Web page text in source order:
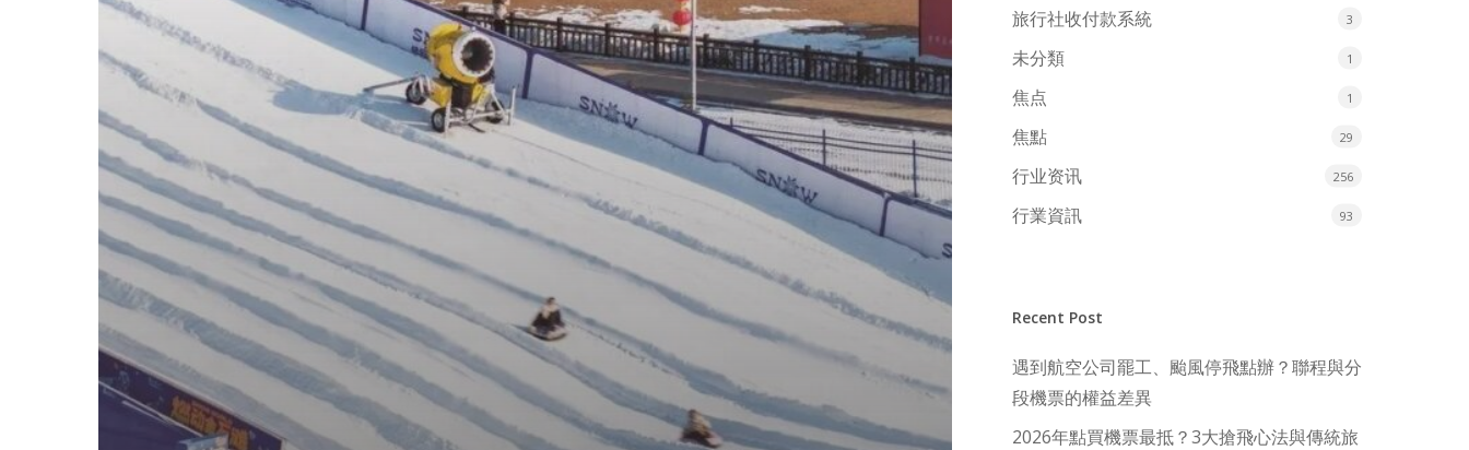
旅行社收付款系統 3
未分類 1
焦点 1
焦點 29
行业资讯 256
行業資訊 93
Recent Post
遇到航空公司罷工、颱風停飛點辦？聯程與分
段機票的權益差異
2026年點買機票最抵？3大搶飛心法與傳統旅